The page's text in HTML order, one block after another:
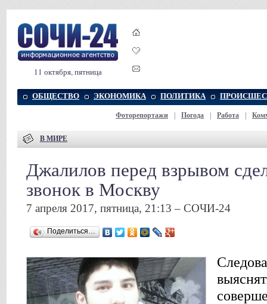
11 октября, пятница
ОБЩЕСТВО ЭКОНОМИКА ПОЛИТИКА
Фоторепортажи Погода Работа
В МИРЕ
Джалилов перед взрывом
звонок в Москву
7 апреля 2017, пятница, 21:13 – СОЧИ-24
Поделиться…